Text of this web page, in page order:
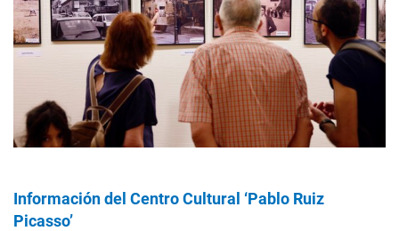
Información del Centro Cultural ‘Pablo Ruiz
Picasso’